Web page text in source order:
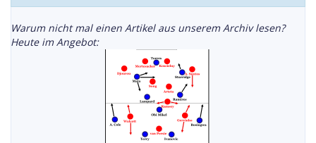
Warum nicht mal einen Artikel aus unserem Archiv lesen?
Heute im Angebot: